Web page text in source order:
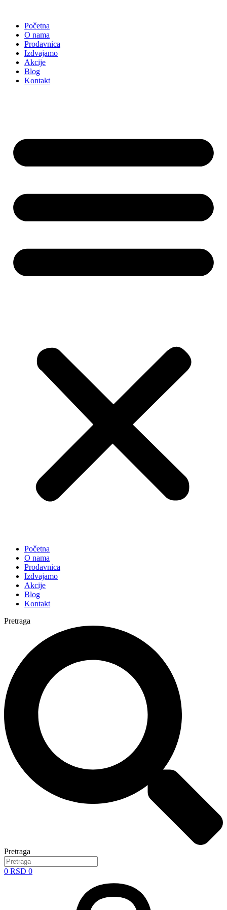
sadržajPočetna
O nama
Prodavnica
Izdvajamo
Akcije
Blog
Kontakt
Početna
O nama
Prodavnica
Izdvajamo
Akcije
Blog
Kontakt
Pretraga
Pretraga
0 RSD 0